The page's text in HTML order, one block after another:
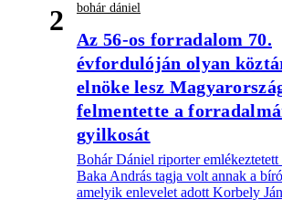
2 bohár dániel
Az 56-os forradalom 70.
évfordulóján olyan
elnöke lesz
felmentette a
gyilkosát
Bohár Dániel riporter emlékeztetett
Baka András tagja volt annak a
amelyik enlevelet adott Korbely